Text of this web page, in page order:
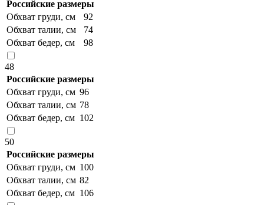
Российские размеры
Обхват груди, см
92
Обхват талии, см
74
Обхват бедер, см
98
48
Российские размеры
Обхват груди, см 96
Обхват талии, см 78
Обхват бедер, см 102
50
Российские размеры
Обхват груди, см 100
Обхват талии, см 82
Обхват бедер, см 106